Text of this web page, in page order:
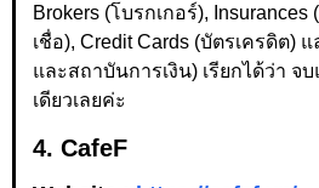
Brokers (โบรกเกอร์),
เชื่อ), Credit Cards (บัตรเครดิต)
และสถาบันการเงิน) เรียกได้ว่า จ
เดียวเลยค่ะ
4. CafeF